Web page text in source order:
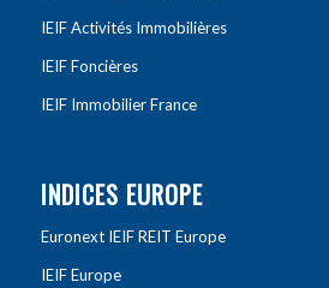
IEIF Activités Immobilières
IEIF Foncières
IEIF Immobilier France
INDICES EUROPE
Euronext IEIF REIT Europe
IEIF Europe